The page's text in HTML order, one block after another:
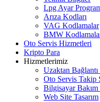
Lpg Ayar
Arıza Kodları
VAG Kodlamalar
BMW
Oto Servis Hizmetleri
Kripto Para
Hizmetlerimiz
Uzaktan
Oto Servis Takip
Bilgisayar
Web Site Tasarım